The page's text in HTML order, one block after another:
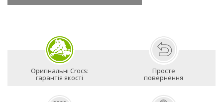
Оригінальні Crocs:
гарантія якості
Просте
повернення